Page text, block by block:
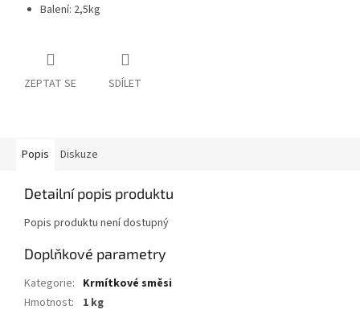
Balení: 2,5kg
ZEPTAT SE SDÍLET
Popis Diskuze
Detailní popis produktu
Popis produktu není dostupný
Doplňkové parametry
Kategorie: Krmítkové směsi
Hmotnost: 1 kg